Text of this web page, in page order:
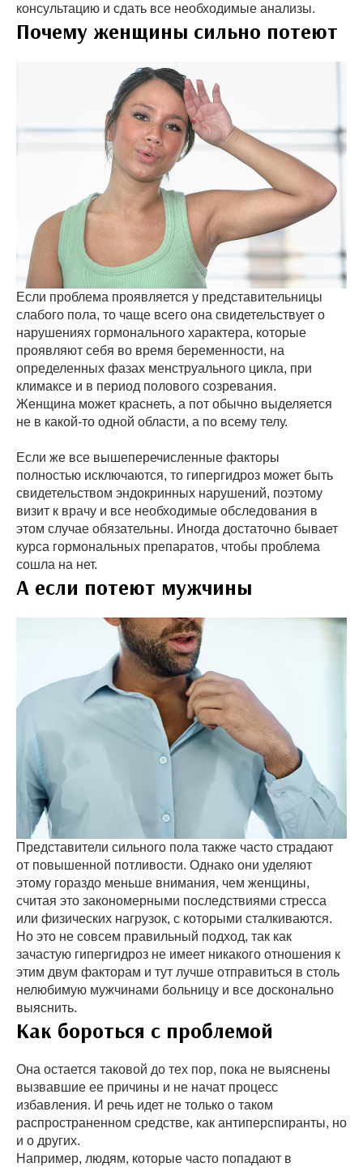
консультацию и сдать все необходимые анализы.
Почему женщины сильно потеют
Если проблема проявляется у представительницы
слабого пола, то чаще всего она свидетельствует о
нарушениях гормонального характера, которые
проявляют себя во время беременности, на
определенных фазах менструального цикла, при
климаксе и в период полового созревания.
Женщина может краснеть, а пот обычно выделяется
не в какой-то одной области, а по всему телу.
Если же все вышеперечисленные факторы
полностью исключаются, то гипергидроз может быть
свидетельством эндокринных нарушений, поэтому
визит к врачу и все необходимые обследования в
этом случае обязательны. Иногда достаточно бывает
курса гормональных препаратов, чтобы проблема
сошла на нет.
А если потеют мужчины
Представители сильного пола также часто страдают
от повышенной потливости. Однако они уделяют
этому гораздо меньше внимания, чем женщины,
считая это закономерными последствиями стресса
или физических нагрузок, с которыми сталкиваются.
Но это не совсем правильный подход, так как
зачастую гипергидроз не имеет никакого отношения к
этим двум факторам и тут лучше отправиться в столь
нелюбимую мужчинами больницу и все досконально
выяснить.
Как бороться с проблемой
Она остается таковой до тех пор, пока не выяснены
вызвавшие ее причины и не начат процесс
избавления. И речь идет не только о таком
распространенном средстве, как антиперспиранты, но
и о других.
Например, людям, которые часто попадают в